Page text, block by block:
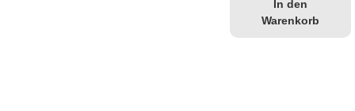
In den
Warenkorb